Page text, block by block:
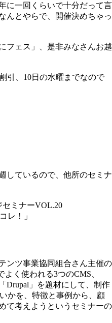
に一回くらいで十分だって言
んとやらで、開催決めちゃっ
フェス」、是非みなさんお越
引、10日の水曜までなので
しているので、他所のセミナ
セミナーVOL.20
レ！」
ンツ事業協同組合さん主催の
く使われる3つのCMS、
「Drupal」を題材にして、制作
かを、特徴と事例から、顧
て考えようというセミナーの